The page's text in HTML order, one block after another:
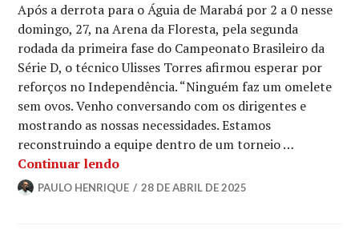
Após a derrota para o Águia de Marabá por 2 a 0 nesse
domingo, 27, na Arena da Floresta, pela segunda
rodada da primeira fase do Campeonato Brasileiro da
Série D, o técnico Ulisses Torres afirmou esperar por
reforços no Independência. “Ninguém faz um omelete
sem ovos. Venho conversando com os dirigentes e
mostrando as nossas necessidades. Estamos
reconstruindo a equipe dentro de um torneio …
Continuar lendo
PAULO HENRIQUE 28 DE ABRIL DE 2025